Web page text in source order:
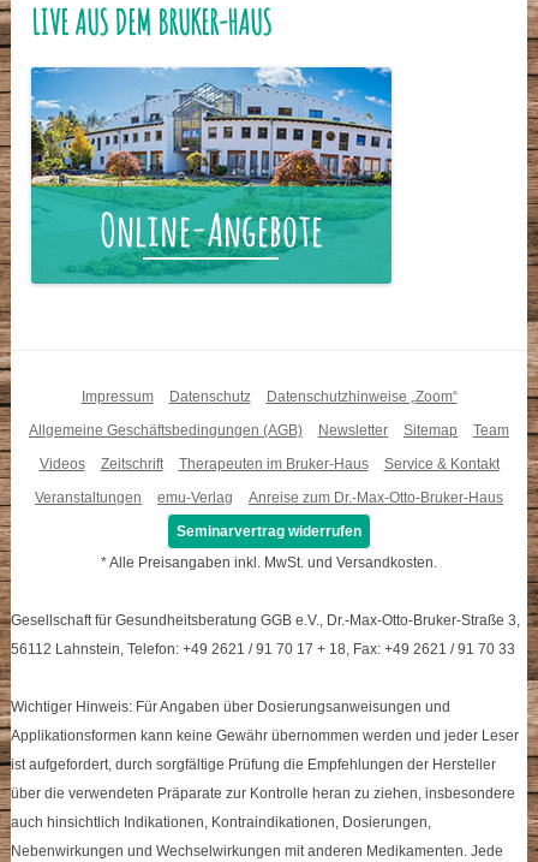
LIVE AUS DEM BRUKER-HAUS
Impressum Datenschutz
Datenschutzhinweise „Zoom“
Allgemeine Geschäftsbedingungen (AGB)
Newsletter Sitemap
Team
Videos
Zeitschrift Therapeuten im Bruker-Haus
Service & Kontakt
Veranstaltungen
emu-Verlag
Anreise zum Dr.-Max-Otto-Bruker-Haus
Seminarvertrag widerrufen
* Alle Preisangaben inkl. MwSt. und Versandkosten.
Gesellschaft für Gesundheitsberatung GGB e.V., Dr.-Max-Otto-Bruker-Straße 3,
56112 Lahnstein, Telefon: +49 2621 / 91 70 17 + 18, Fax: +49 2621 / 91 70 33
Wichtiger Hinweis: Für Angaben über Dosierungsanweisungen und
Applikationsformen kann keine Gewähr übernommen werden und jeder Leser
ist aufgefordert, durch sorgfältige Prüfung die Empfehlungen der Hersteller
über die verwendeten Präparate zur Kontrolle heran zu ziehen, insbesondere
auch hinsichtlich Indikationen, Kontraindikationen, Dosierungen,
Nebenwirkungen und Wechselwirkungen mit anderen Medikamenten. Jede